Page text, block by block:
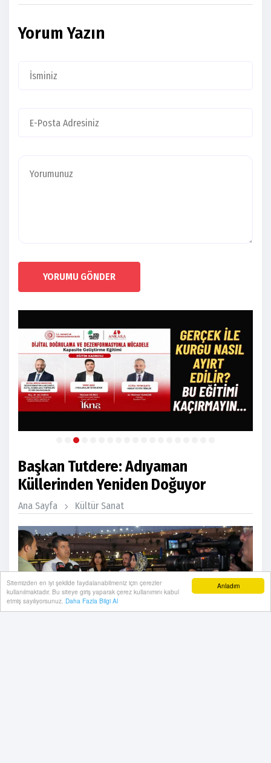
Anladım
Sitemizden en iyi şekilde faydalanabilmeniz için çerezler
kullanılmaktadır. Bu siteye giriş yaparak çerez kullanımını kabul
etmiş sayılıyorsunuz. Daha Fazla Bilgi Al
Yorum Yazın
YORUMU GÖNDER
Başkan Tutdere: Adıyaman
Küllerinden Yeniden Doğuyor
Ana Sayfa Kültür Sanat